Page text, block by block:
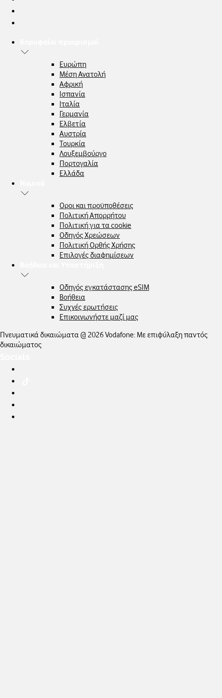
Ευρώπη
Μέση Ανατολή
Αφρική
Ισπανία
Ιταλία
Γερμανία
Ελβετία
Αυστρία
Τουρκία
Λουξεμβούργο
Πορτογαλία
Ελλάδα
Οροι και προϋποθέσεις
Πολιτική Απορρήτου
Πολιτική για τα cookie
Οδηγός Χρεώσεων
Πολιτική Ορθής Χρήσης
Επιλογές διαφημίσεων
Οδηγός εγκατάστασης eSIM
Βοήθεια
Συχνές ερωτήσεις
Επικοινωνήστε μαζί μας
Πνευματικά δικαιώματα @ 2026 Vodafone: Με επιφύλαξη παντός
δικαιώματος